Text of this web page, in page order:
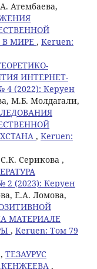
Атембаева,
В МИРЕ , Keruen:
ИНТЕРНЕТ-
4 (2022): Керуен
M.Б. Молдагали,
, Keruen:
Серикова ,
2 (2023): Керуен
Е.А. Ломова,
МАТЕРИАЛЕ
, Keruen: Том 79
ТЕЗАУРУС
,